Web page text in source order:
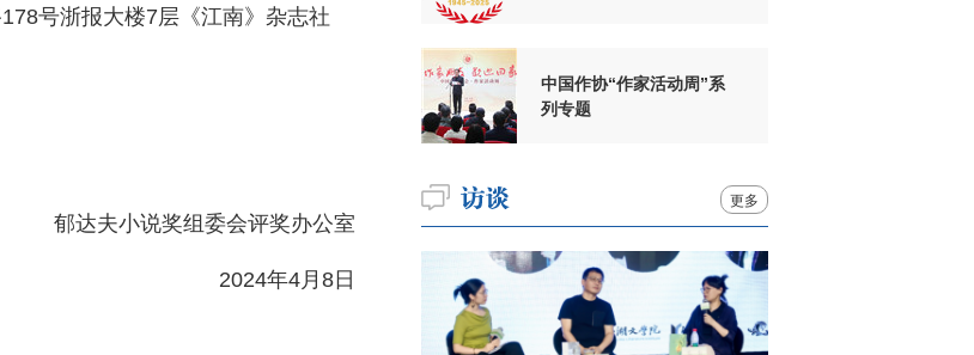
号浙报大楼7层《江南》杂志社
郁达夫小说奖组委会评奖办公室
2024年4月8日
中国作协“作家活动周”系
列专题
更多